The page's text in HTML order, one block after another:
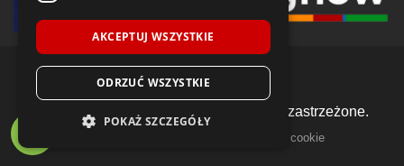
© 2018-2026 Voida.pl. Wszelkie prawa zastrzeżone.
polityka plików cookie
AKCEPTUJ WSZYSTKIE
ODRZUĆ WSZYSTKIE
POKAŻ SZCZEGÓŁY